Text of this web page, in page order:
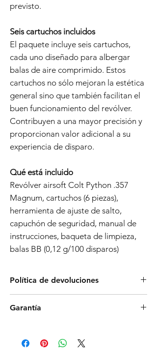
previsto.
Seis cartuchos incluidos
El paquete incluye seis cartuchos,
cada uno diseñado para albergar
balas de aire comprimido. Estos
cartuchos no sólo mejoran la estética
general sino que también facilitan el
buen funcionamiento del revólver.
Contribuyen a una mayor precisión y
proporcionan valor adicional a su
experiencia de disparo.
Qué está incluido
Revólver airsoft Colt Python .357
Magnum, cartuchos (6 piezas),
herramienta de ajuste de salto,
capuchón de seguridad, manual de
instrucciones, baqueta de limpieza,
balas BB (0,12 g/100 disparos)
Política de devoluciones
conocidos por su confiabilidad y proceso de
producto funcione según lo previsto, le
Garantía
Fecha de vigencia:
01.11.2023